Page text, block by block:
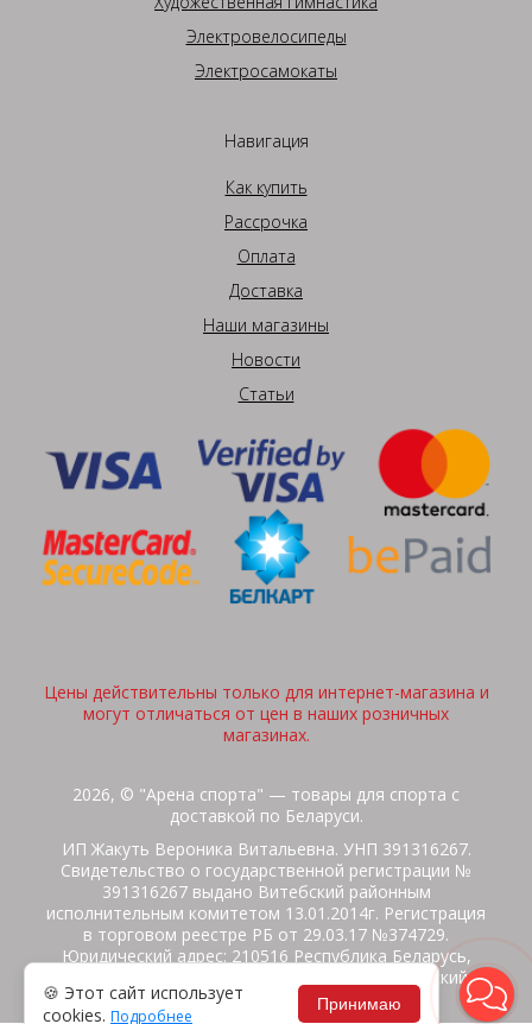
Электровелосипеды
Электросамокаты
Навигация
Как купить
Рассрочка
Оплата
Доставка
Наши магазины
Новости
Статьи
Цены действительны только для интернет-магазина и
могут отличаться от цен в наших розничных
магазинах.
2026, © "Арена спорта" — товары для спорта с
доставкой по Беларуси.
ИП Жакуть Вероника Витальевна. УНП 391316267.
Свидетельство о государственной регистрации №
391316267 выдано Витебский районным
исполнительным комитетом 13.01.2014г. Регистрация
в торговом реестре РБ от 29.03.17 №374729.
Юридический адрес: 210516 Республика Беларусь,
Витебская область, Витебский район, Бабиничский с/
с, аг.Ольгово, ул.Школьная
🍪 Этот сайт использует
cookies. Подробнее
Принимаю